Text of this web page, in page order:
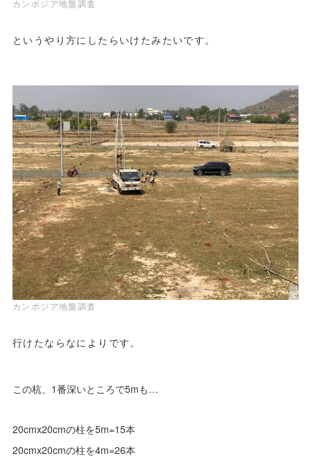
カンボジア地盤調査
というやり方にしたらいけたみたいです。
カンボジア地盤調査
行けたならなによりです。
この杭、1番深いところで5mも…
20cmx20cmの柱を5m=15本
20cmx20cmの柱を4m=26本